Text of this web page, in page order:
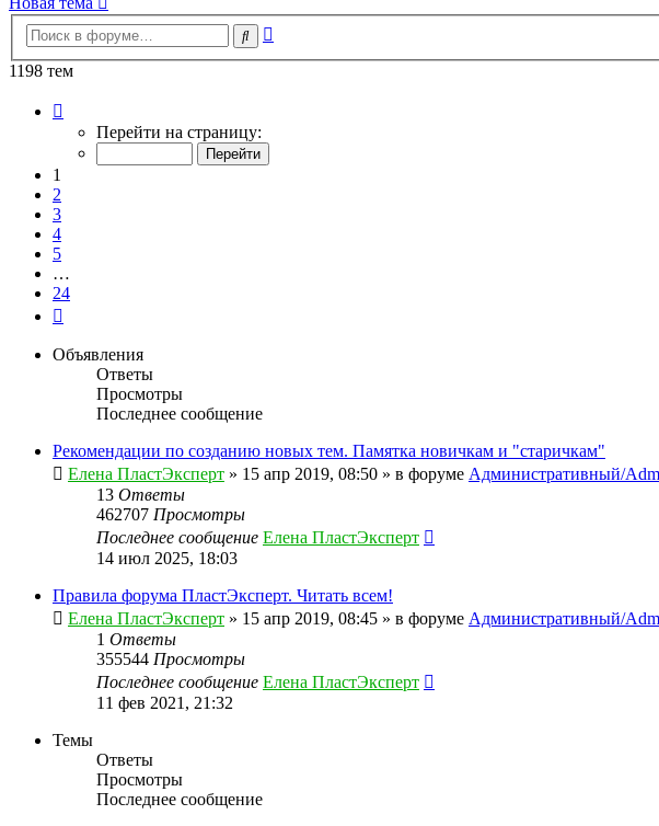
Поиск
1198 тем
Перейти на страницу:
1
2
3
4
5
…
24
Объявления
Ответы
Просмотры
Последнее сообщение
Рекомендации по созданию новых тем. Памятка новичкам и "старичкам"
Елена ПластЭксперт » 15 апр 2019, 08:50 » в форуме Административный/
13 Ответы
462707 Просмотры
Последнее сообщение Елена ПластЭксперт
14 июл 2025, 18:03
Правила форума ПластЭксперт. Читать всем!
Елена ПластЭксперт » 15 апр 2019, 08:45 » в форуме Административный/
1 Ответы
355544 Просмотры
Последнее сообщение Елена ПластЭксперт
11 фев 2021, 21:32
Темы
Ответы
Просмотры
Последнее сообщение